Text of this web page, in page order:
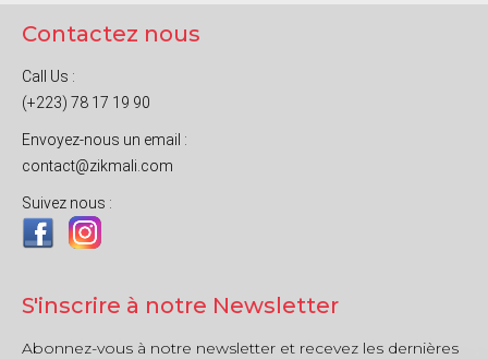
Contactez nous
Call Us :
(+223) 78 17 19 90
Envoyez-nous un email :
contact@zikmali.com
Suivez nous :
S'inscrire à notre Newsletter
Abonnez-vous à notre newsletter et recevez les dernières